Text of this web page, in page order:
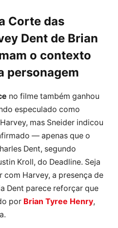
Corte das
Dent de Brian
o contexto
personagem
no filme também ganhou
especulado como
mas Sneider indicou
— apenas que o
Dent, segundo
Kroll, do Deadline. Seja
Harvey, a presença de
Dent parece reforçar que
por Brian Tyree Henry,